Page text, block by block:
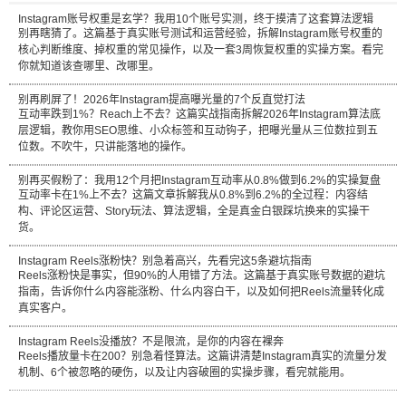
Instagram账号权重是玄学？我用10个账号实测，终于摸清了这套算法逻辑
别再瞎猜了。这篇基于真实账号测试和运营经验，拆解Instagram账号权重的
核心判断维度、掉权重的常见操作，以及一套3周恢复权重的实操方案。看完
你就知道该查哪里、改哪里。
别再刷屏了！2026年Instagram提高曝光量的7个反直觉打法
互动率跌到1%？Reach上不去？这篇实战指南拆解2026年Instagram算法底
层逻辑，教你用SEO思维、小众标签和互动钩子，把曝光量从三位数拉到五
位数。不吹牛，只讲能落地的操作。
别再买假粉了：我用12个月把Instagram互动率从0.8%做到6.2%的实操复盘
互动率卡在1%上不去？这篇文章拆解我从0.8%到6.2%的全过程：内容结
构、评论区运营、Story玩法、算法逻辑，全是真金白银踩坑换来的实操干
货。
Instagram Reels涨粉快？别急着高兴，先看完这5条避坑指南
Reels涨粉快是事实，但90%的人用错了方法。这篇基于真实账号数据的避坑
指南，告诉你什么内容能涨粉、什么内容白干，以及如何把Reels流量转化成
真实客户。
Instagram Reels没播放？不是限流，是你的内容在裸奔
Reels播放量卡在200？别急着怪算法。这篇讲清楚Instagram真实的流量分发
机制、6个被忽略的硬伤，以及让内容破圈的实操步骤，看完就能用。